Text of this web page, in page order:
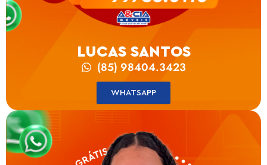
LUCAS SANTOS
(85) 98404.3423
WHATSAPP